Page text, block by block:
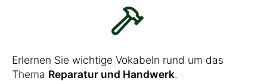
Erlernen Sie wichtige Vokabeln rund um das
Thema Reparatur und Handwerk.